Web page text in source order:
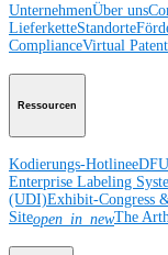
UnternehmenÜber uns
LieferketteStandorte
ComplianceVirtual
Ressourcen
Kodierungs-Hotline
Enterprise Labeling
(UDI)Exhibit-Congress
Siteopen_in_newThe